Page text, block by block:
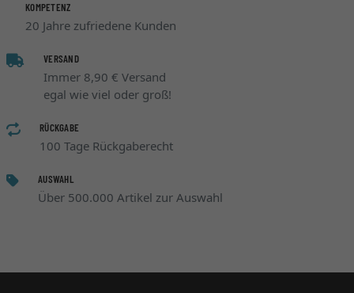
KOMPETENZ
20 Jahre zufriedene Kunden
VERSAND
Immer 8,90 € Versand
egal wie viel oder groß!
RÜCKGABE
100 Tage Rückgaberecht
AUSWAHL
Über 500.000 Artikel zur Auswahl